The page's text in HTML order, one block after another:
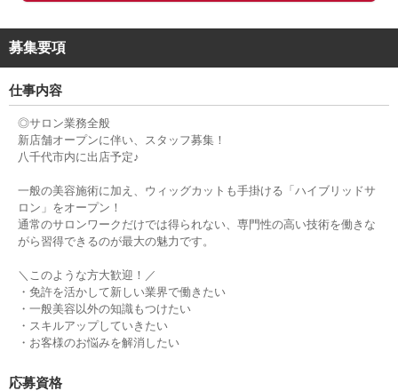
募集要項
仕事内容
◎サロン業務全般
新店舗オープンに伴い、スタッフ募集！
八千代市内に出店予定♪
一般の美容施術に加え、ウィッグカットも手掛ける「ハイブリッドサ
ロン」をオープン！
通常のサロンワークだけでは得られない、専門性の高い技術を働きな
がら習得できるのが最大の魅力です。
＼このような方大歓迎！／
・免許を活かして新しい業界で働きたい
・一般美容以外の知識もつけたい
・スキルアップしていきたい
・お客様のお悩みを解消したい
応募資格